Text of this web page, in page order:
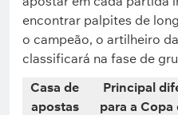
encontrar palpites de
o campeão, o artilheiro
classificará na fase de
Casa de
apostas
Principal
para a Copa